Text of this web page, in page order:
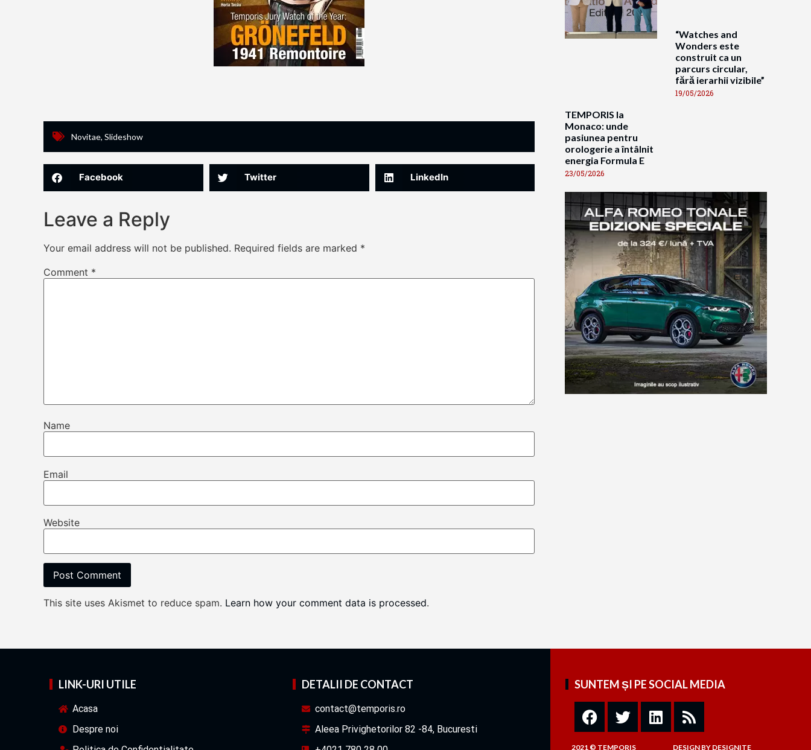
Novitae, Slideshow
Facebook Twitter LinkedIn
Leave a Reply
Your email address will not be published. Required fields are marked *
Comment *
Name
Email
Website
This site uses Akismet to reduce spam. Learn how your comment data is processed.
TEMPORIS la
Monaco: unde
pasiunea pentru
orologerie a întâlnit
energia Formula E
23/05/2026
“Watches and
Wonders este
construit ca un
parcurs circular,
fără ierarhii vizibile”
19/05/2026
LINK-URI UTILE
Acasa
Despre noi
DETALII DE CONTACT
contact@temporis.ro
Aleea Privighetorilor 82 -84, Bucuresti
SUNTEM ȘI PE SOCIAL MEDIA
2021 © TEMPORIS DESIGNBY DESIGNITE